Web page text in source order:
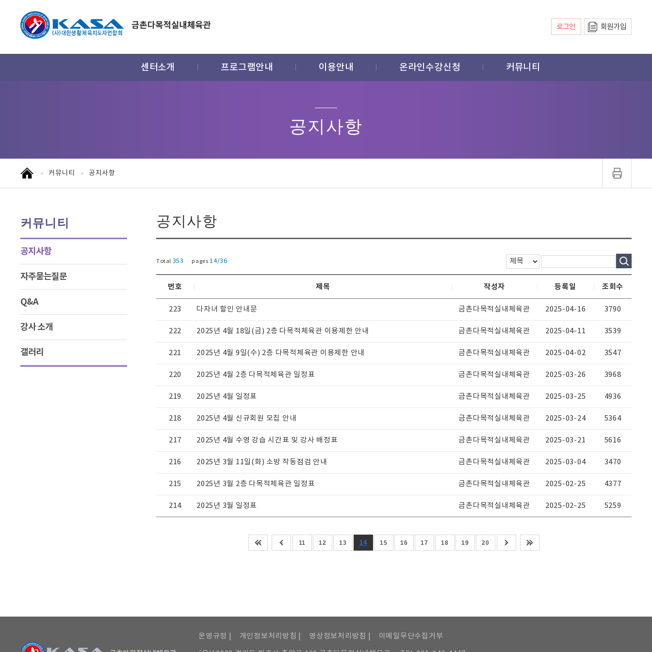
로그인 회원가입
센터소개 프로그램안내 이용안내 온라인수강신청 커뮤니티
공지사항
홈 커뮤니티 공지사항
커뮤니티
공지사항
자주묻는질문
Q&A
강사 소개
갤러리
공지사항
Total 353 pages 14/36
번호 제목 작성자 등록일 조회수
223 다자녀 할인 안내문 금촌다목적실내체육관 2025-04-16 3790
222 2025년 4월 18일(금) 2층 다목적체육관 이용제한 안내 금촌다목적실내체육관 2025-04-11 3539
221 2025년 4월 9일(수) 2층 다목적체육관 이용제한 안내 금촌다목적실내체육관 2025-04-02 3547
220 2025년 4월 2층 다목적체육관 일정표 금촌다목적실내체육관 2025-03-26 3968
219 2025년 4월 일정표 금촌다목적실내체육관 2025-03-25 4936
218 2025년 4월 신규회원 모집 안내 금촌다목적실내체육관 2025-03-24 5364
217 2025년 4월 수영 강습 시간표 및 강사 배정표 금촌다목적실내체육관 2025-03-21 5616
216 2025년 3월 11일(화) 소방 작동점검 안내 금촌다목적실내체육관 2025-03-04 3470
215 2025년 3월 2층 다목적체육관 일정표 금촌다목적실내체육관 2025-02-25 4377
214 2025년 3월 일정표 금촌다목적실내체육관 2025-02-25 5259
11 12 13 14 15 16 17 18 19
20
운영규정 | 개인정보처리방침 | 영상정보처리방침 | 이메일무단수집거부